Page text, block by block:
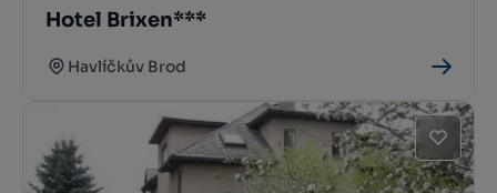
Hotel Brixen***
Havlíčkův Brod